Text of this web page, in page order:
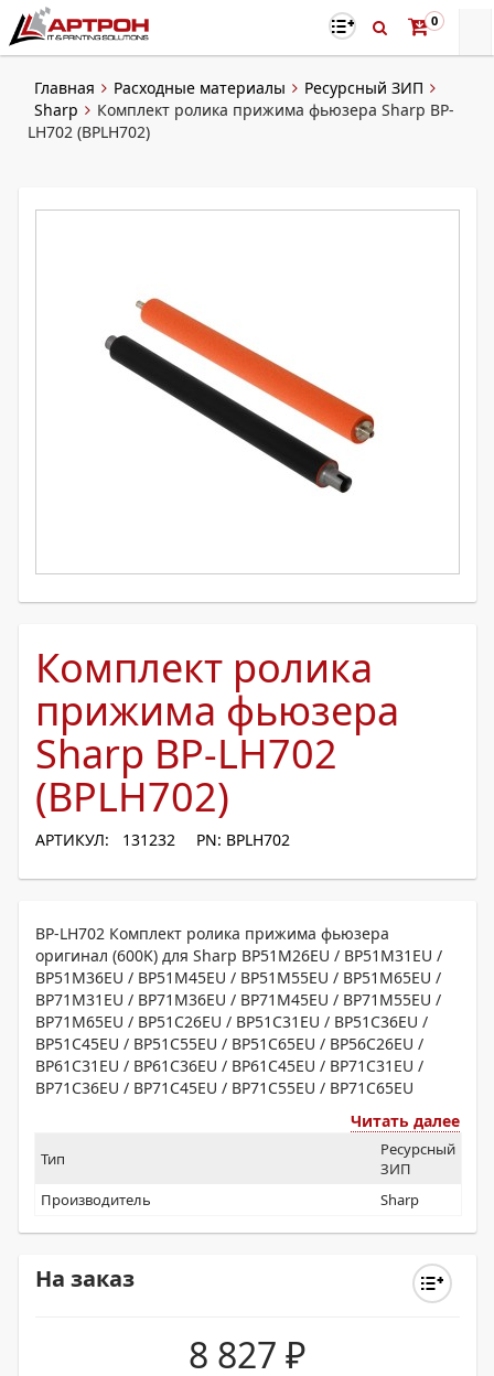
0
Главная Расходные материалы
Ресурсный ЗИП
Sharp
Комплект ролика прижима фьюзера Sharp BP-
LH702 (BPLH702)
Комплект ролика
прижима фьюзера
Sharp BP-LH702
(BPLH702)
АРТИКУЛ: 131232 PN: BPLH702
BP-LH702 Комплект ролика прижима фьюзера
оригинал (600K) для Sharp BP51M26EU / BP51M31EU /
BP51M36EU / BP51M45EU / BP51M55EU / BP51M65EU /
BP71M31EU / BP71M36EU / BP71M45EU / BP71M55EU /
BP71M65EU / BP51C26EU / BP51C31EU / BP51C36EU /
BP51C45EU / BP51C55EU / BP51C65EU / BP56C26EU /
BP61C31EU / BP61C36EU / BP61C45EU / BP71C31EU /
BP71C36EU / BP71C45EU / BP71C55EU / BP71C65EU
Читать далее
Тип
Ресурсный
ЗИП
Производитель
Sharp
На заказ
8 827 ₽